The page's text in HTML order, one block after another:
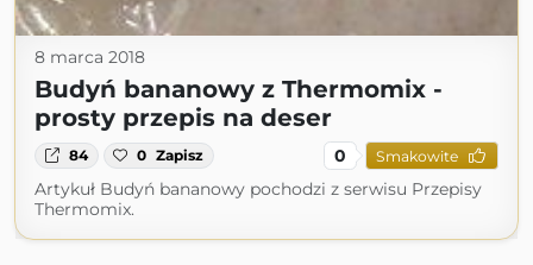
8 marca 2018
Budyń bananowy z Thermomix -
prosty przepis na deser
84 0 Zapisz 0 Smakowite
Artykuł Budyń bananowy pochodzi z serwisu Przepisy
Thermomix.